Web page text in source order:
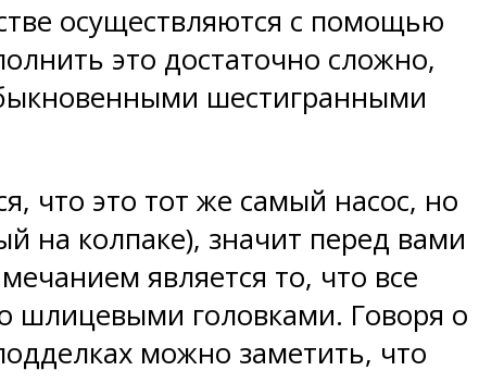
осуществляются с помощью
это достаточно сложно,
шестигранными
что это тот же самый насос, но
на колпаке), значит перед вами
является то, что все
шлицевыми головками. Говоря о
можно заметить, что